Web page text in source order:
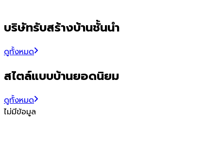
บริษัทรับสร้างบ้านชั้นนำ
ดูทั้งหมด
สไตล์แบบบ้านยอดนิยม
ดูทั้งหมด
ไม่มีข้อมูล